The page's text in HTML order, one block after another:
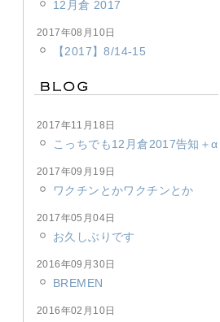
12月倉 2017
2017年08月10日
【2017】8/14-15
2017年11月18日
こっちでも12月倉2017告知＋α
2017年09月19日
ワクチンとかワクチンとか
2017年05月04日
お久しぶりです
2016年09月30日
BREMEN
2016年02月10日